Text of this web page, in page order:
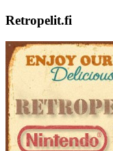
Retropelit.fi